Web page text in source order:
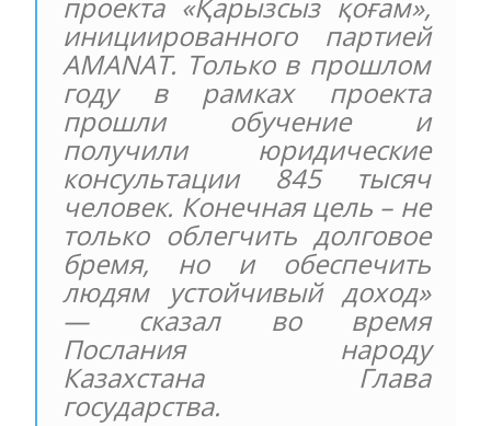
инициированного партией
AMANAT. Только в прошлом
году в рамках проекта
прошли обучение и
получили юридические
консультации 845 тысяч
человек. Конечная цель – не
только облегчить долговое
бремя, но и обеспечить
людям устойчивый доход»
— сказал во время
Послания народу
Казахстана Глава
государства.